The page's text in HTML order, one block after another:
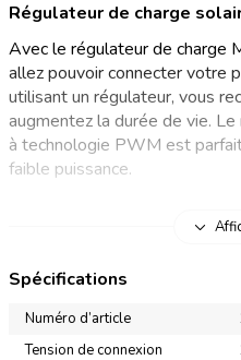
Régulateur de charge
Avec le régulateur de
allez pouvoir connecter votre
utilisant un régulateur, vous
augmentez la durée de vie.
à technologie PWM est
faible puissance.
Régulateur de charge
Un régulateur de charge
panneau solaire en fonction
vous permet de recharger la
prolonger la durée de vie. Ce
Spécifications
Numéro d’article
Tension de connexion